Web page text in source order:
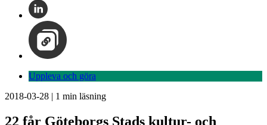
Uppleva och göra
2018-03-28 | 1 min läsning
22 får Göteborgs Stads kultur- och